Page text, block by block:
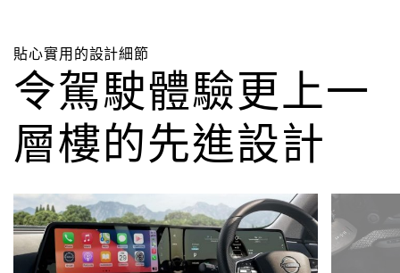
令駕駛體驗更上一
層樓的先進設計
貼心實用的設計細節